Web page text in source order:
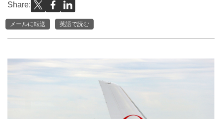
Share:
メールに転送 英語で読む